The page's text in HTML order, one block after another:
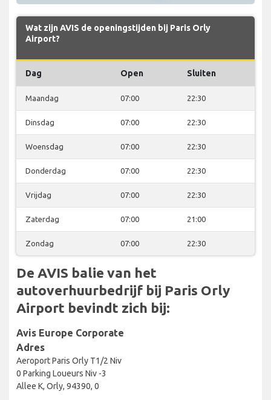
Wat zijn AVIS de openingstijden bij Paris Orly
Airport?
Dag Open Sluiten
Maandag 07:00 22:30
Dinsdag 07:00 22:30
Woensdag 07:00 22:30
Donderdag 07:00 22:30
Vrijdag 07:00 22:30
Zaterdag 07:00 21:00
Zondag 07:00 22:30
De AVIS balie van het
autoverhuurbedrijf bij Paris Orly
Airport bevindt zich bij:
Avis Europe Corporate
Adres
Aeroport Paris Orly T1/2 Niv
0 Parking Loueurs Niv -3
Allee K, Orly, 94390, 0